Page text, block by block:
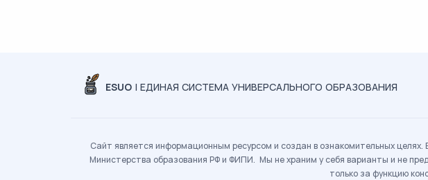
ESUO | ЕДИНАЯ СИСТЕМА УНИВЕРСАЛЬНОГО ОБРАЗОВАНИЯ
Сайт является информационным ресурсом и создан в ознакомительных
Министерства образования РФ и ФИПИ. Мы не храним у себя варианты и не
только за функцию